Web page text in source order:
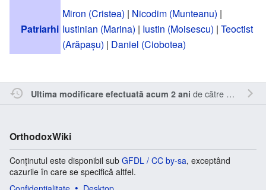
Patriarhi
Miron (Cristea) | Nicodim (Munteanu) |
Iustinian (Marina) | Iustin (Moisescu) | Teoctist
(Arăpașu) | Daniel (Ciobotea)
Ultima modificare efectuată acum 2 ani de către RappY.
OrthodoxWiki
Conținutul este disponibil sub GFDL / CC by-sa, exceptând
cazurile în care se specifică altfel.